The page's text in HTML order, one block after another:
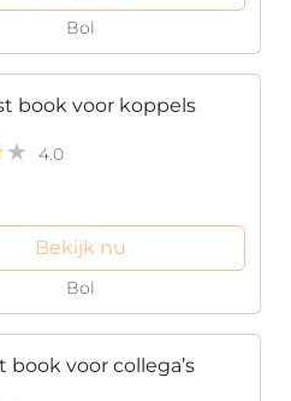
Bol
book voor koppels
4.0
Bekijk nu
Bol
book voor collega’s